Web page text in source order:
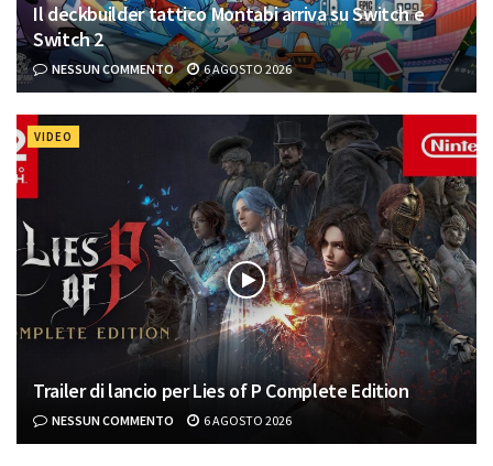
Il deckbuilder tattico Montabi arriva su Switch e
Switch 2
NESSUN COMMENTO 6 AGOSTO 2026
VIDEO
Trailer di lancio per Lies of P Complete Edition
NESSUN COMMENTO 6 AGOSTO 2026